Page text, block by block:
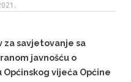
za savjetovanje sa
javnošću o
Općinskog vijeća Općine